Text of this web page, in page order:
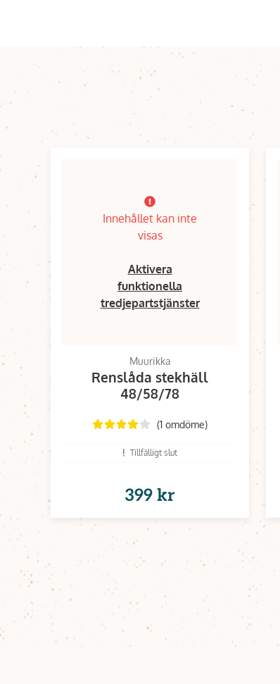
Innehållet kan inte
visas
Aktivera
funktionella
tredjepartstjänster
Muurikka
Renslåda stekhäll
48/58/78
(1 omdöme)
Tillfälligt slut
399 kr